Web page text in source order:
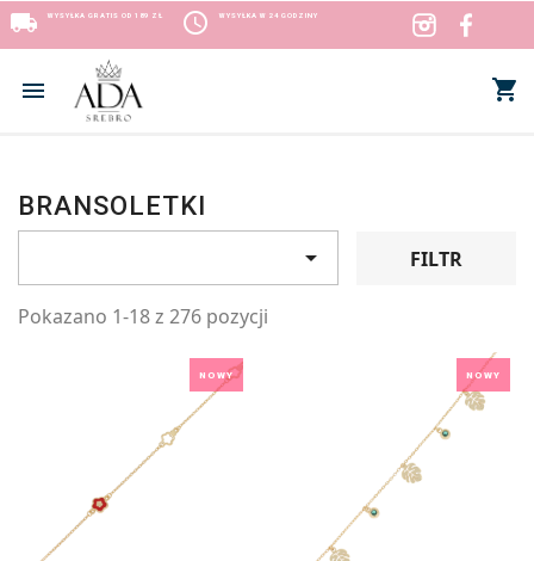
local_shipping WYSYŁKA GRATIS OD 189 ZŁ access_time WYSYŁKA W 24 GODZINY
 shopping_cart
BRANSOLETKI
 FILTR
Pokazano 1-18 z 276 pozycji
NOWY NOWY